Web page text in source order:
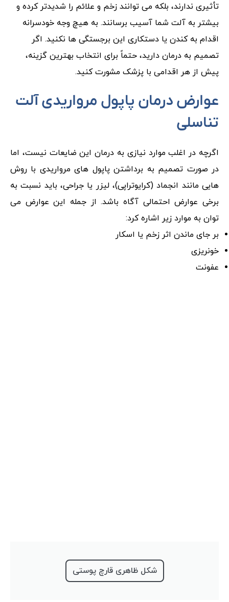
تأثیری ندارند، بلکه می توانند زخم و علائم را شدیدتر کرده و
بیشتر به آلت شما آسیب برسانند. به هیچ وجه خودسرانه
اقدام به کندن یا دستکاری این برجستگی‌ ها نکنید. اگر
تصمیم به درمان دارید، حتماً برای انتخاب بهترین گزینه،
پیش از هر اقدامی با پزشک مشورت کنید.
عوارض درمان پاپول‌ مرواریدی آلت
تناسلی
اگرچه در اغلب موارد نیازی به درمان این ضایعات نیست، اما
در صورت تصمیم به برداشتن پاپول‌ های مرواریدی با روش
‌هایی مانند انجماد (کرایوتراپی)، لیزر یا جراحی، باید نسبت به
برخی عوارض احتمالی آگاه باشد. از جمله این عوارض می
‌توان به موارد زیر اشاره کرد:
بر جای ماندن اثر زخم یا اسکار
خونریزی
عفونت
شکل ظاهری قارچ پوستی